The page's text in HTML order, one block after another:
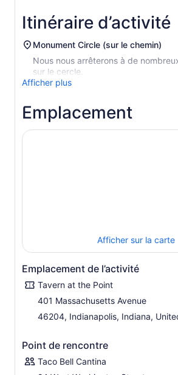
Itinéraire d’activité
Monument Circle (sur le chemin)
Nous nous arrêterons à de
sur le cercle.
Afficher plus
Emplacement
Afficher sur la carte
Emplacement de l’activité
Tavern at the Point
401 Massachusetts Avenue
46204, Indianapolis, Indiana,
Point de rencontre
Taco Bell Cantina